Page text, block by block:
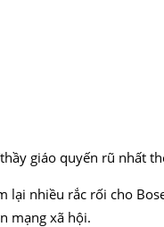
giáo quyến rũ nhất
lại nhiều rắc rối cho
mạng xã hội.